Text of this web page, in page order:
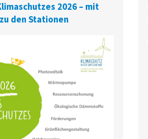
2026 – mit
den Stationen